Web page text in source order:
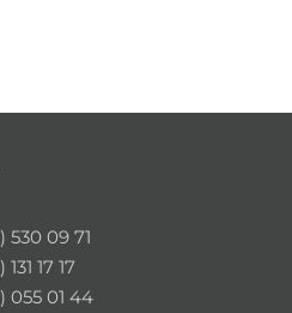
530 09 71
17 17
055 01 44